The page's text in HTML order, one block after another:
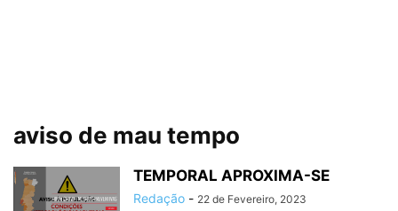
aviso de mau tempo
TEMPORAL APROXIMA-SE
Redação - 22 de Fevereiro, 2023